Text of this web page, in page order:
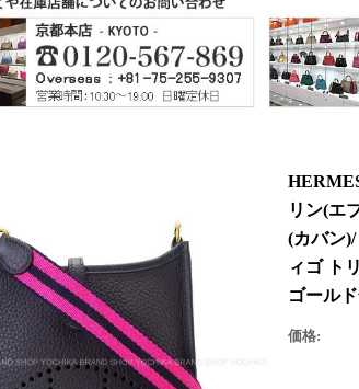
リン(エ
(カバン
ィゴ ト
ゴール
価格: